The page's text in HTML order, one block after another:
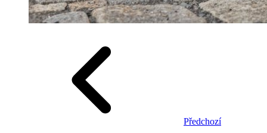
Předchozí